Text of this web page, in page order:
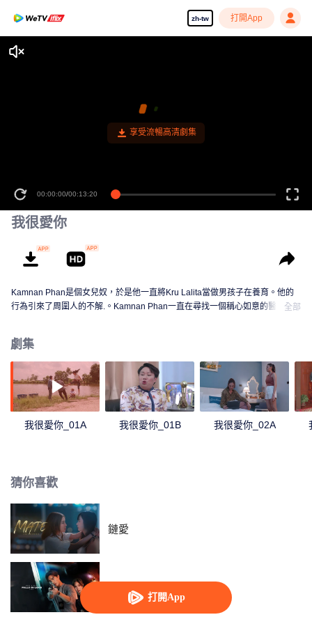
zh-tw 打開App
打開App
享受流暢高清劇集
00:00:00/00:13:20
我很愛你
Kamnan Phan是個女兒奴，於是他一直將Kru Lalita當做男孩子在養育。他的
行為引來了周圍人的不解.。Kamnan Phan一直在尋找一個稱心如意的醫生女
了，而此時她身邊已有帥氣多金的老公Tide。Tide決定要解決任何來糾纏自己
女人的人...
全部
劇集
我很愛你_01A 我很愛你_01B 我很愛你_02A
猜你喜歡
鏈愛